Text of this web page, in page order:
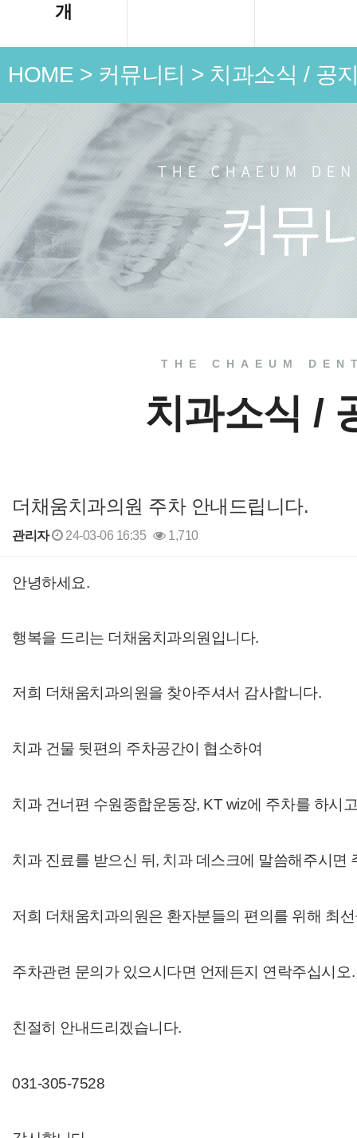
개
HOME > 커뮤니티 > 치과소식 / 공
치료 전
THE CHAEUM
치과소식 /
더채움치과의원 주차 안내드립니다.
관리자 24-03-06 16:35 1,710
본문
안녕하세요.
행복을 드리는 더채움치과의원입니다.
저희 더채움치과의원을 찾아주셔서 감사합니다.
치과 건물 뒷편의 주차공간이 협소하여
치과 건너편 수원종합운동장, KT wiz에 주차를 하시
치과 진료를 받으신 뒤, 치과 데스크에 말씀해주시
저희 더채움치과의원은 환자분들의 편의를 위해 최
주차관련 문의가 있으시다면 언제든지 연락주십시오.
친절히 안내드리겠습니다.
031-305-7528